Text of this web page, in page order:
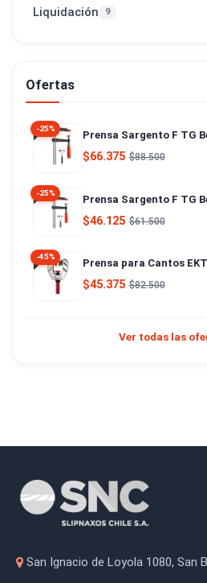
Liquidación 9
Ofertas
-25%
Prensa
$66.375 $88.500
-25%
Prensa
$46.125 $61.500
-45%
Prensa para Cantos
$45.375 $82.500
Ver todas las
San Ignacio de Loyola 1080, San